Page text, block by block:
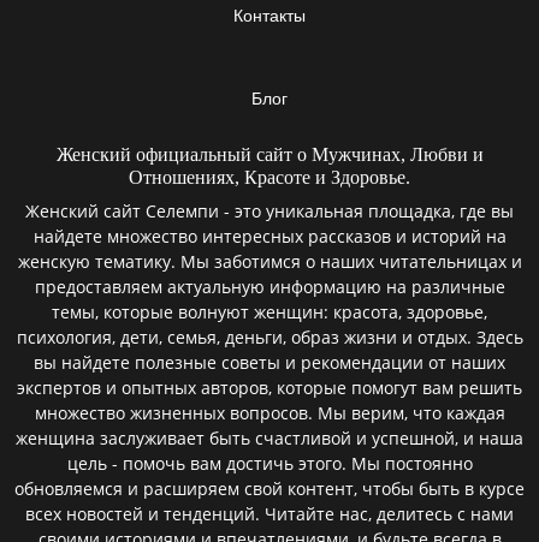
Контакты
Блог
Женский официальный сайт о Мужчинах, Любви и
Отношениях, Красоте и Здоровье.
Женский сайт Селемпи - это уникальная площадка, где вы
найдете множество интересных рассказов и историй на
женскую тематику. Мы заботимся о наших читательницах и
предоставляем актуальную информацию на различные
темы, которые волнуют женщин: красота, здоровье,
психология, дети, семья, деньги, образ жизни и отдых. Здесь
вы найдете полезные советы и рекомендации от наших
экспертов и опытных авторов, которые помогут вам решить
множество жизненных вопросов. Мы верим, что каждая
женщина заслуживает быть счастливой и успешной, и наша
цель - помочь вам достичь этого. Мы постоянно
обновляемся и расширяем свой контент, чтобы быть в курсе
всех новостей и тенденций. Читайте нас, делитесь с нами